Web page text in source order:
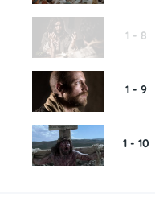
1 - 8
1 - 9
1 - 10